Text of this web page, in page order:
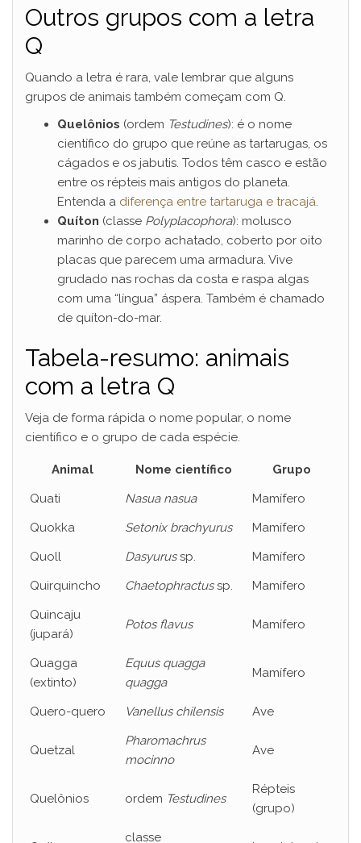
Outros grupos com a letra
Q
Quando a letra é rara, vale lembrar que alguns
grupos de animais também começam com Q.
Quelônios (ordem Testudines): é o nome
científico do grupo que reúne as tartarugas, os
cágados e os jabutis. Todos têm casco e estão
entre os répteis mais antigos do planeta.
Entenda a diferença entre tartaruga e tracajá.
Quíton (classe Polyplacophora): molusco
marinho de corpo achatado, coberto por oito
placas que parecem uma armadura. Vive
grudado nas rochas da costa e raspa algas
com uma “língua” áspera. Também é chamado
de quíton-do-mar.
Tabela-resumo: animais
com a letra Q
Veja de forma rápida o nome popular, o nome
científico e o grupo de cada espécie.
Animal Nome científico
Grupo
Quati
Nasua nasua
Mamífero
Quokka
Setonix brachyurus
Mamífero
Quoll
Dasyurussp.
Mamífero
Quirquincho
Chaetophractussp.
Mamífero
Quincaju
(jupará)
Potos flavus Mamífero
Quagga
(extinto)
Equus quagga
quagga
Mamífero
Quero-quero Vanellus chilensis Ave
Quetzal
Pharomachrus
mocinno
Ave
Quelônios ordem Testudines
Répteis
(grupo)
classe